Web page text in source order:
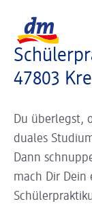
47803
Du überlegst,
duales
Dann
mach Dir Dein